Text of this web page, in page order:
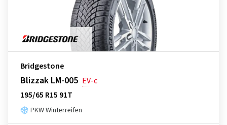
Bridgestone
Blizzak LM-005 EV-c
195/65 R15 91T
PKW Winterreifen